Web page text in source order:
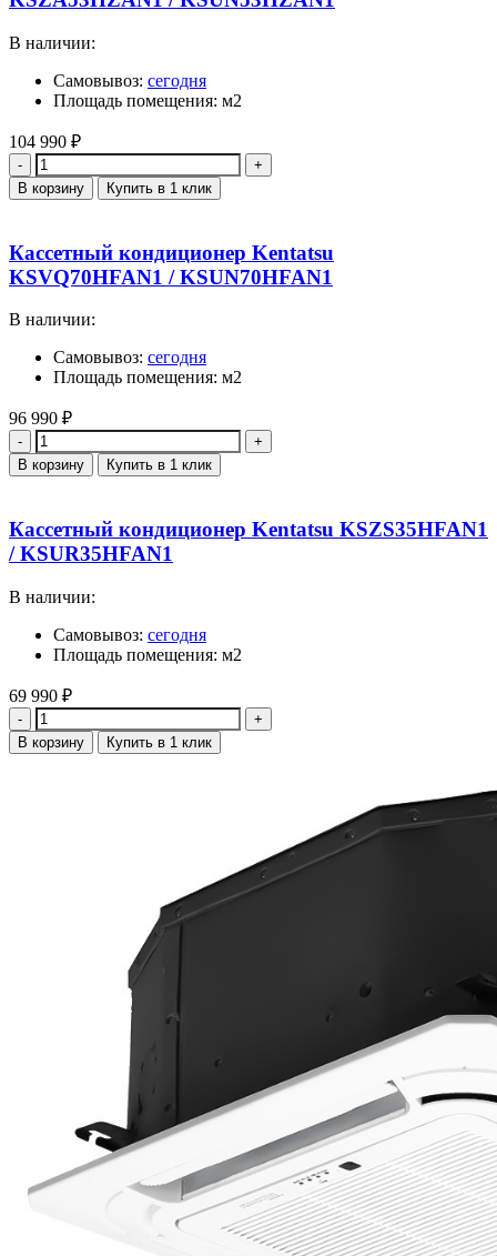
В наличии:
Самовывоз: сегодня
Площадь помещения: м2
104 990 ₽
Количество
В корзину Купить в 1 клик
Кассетный кондиционер Kentatsu
KSVQ70HFAN1 / KSUN70HFAN1
В наличии:
Самовывоз: сегодня
Площадь помещения: м2
96 990 ₽
Количество
В корзину Купить в 1 клик
Кассетный кондиционер Kentatsu KSZS35HFAN1
/ KSUR35HFAN1
В наличии:
Самовывоз: сегодня
Площадь помещения: м2
69 990 ₽
Количество
В корзину Купить в 1 клик